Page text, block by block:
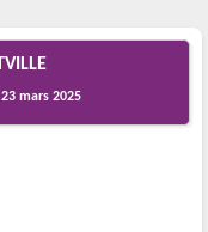
mars 2025